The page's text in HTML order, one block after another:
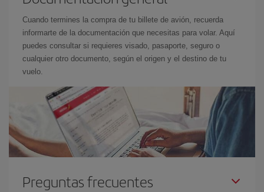
Cuando termines la compra de tu billete de avión, recuerda
informarte de la documentación que necesitas para volar. Aquí
puedes consultar si requieres visado, pasaporte, seguro o
cualquier otro documento, según el origen y el destino de tu
vuelo.
Preguntas frecuentes